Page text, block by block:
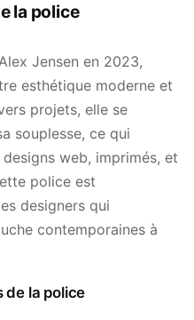
la police
Jensen en 2023,
esthétique moderne et
projets, elle se
souplesse, ce qui
web, imprimés, et
police est
designers qui
contemporaines à
de la police